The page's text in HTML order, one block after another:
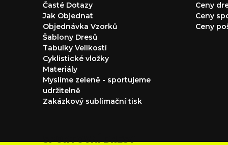
Časté Dotazy
Jak Objednat
Objednávka Vzorků
Šablony Dresů
Tabulky Velikostí
Cyklistické vložky
Materiály
Myslíme zeleně - sportujeme
udržitelně
Zakázkový sublimační tisk
Ceny
Ceny
Ceny
SPORTOVNÍ DRESY